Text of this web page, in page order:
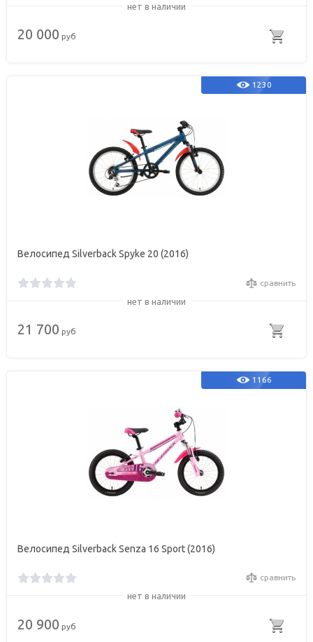
нет в наличии
20 000 руб
1230
Велосипед Silverback Spyke 20 (2016)
сравнить
нет в наличии
21 700 руб
1166
Велосипед Silverback Senza 16 Sport (2016)
сравнить
нет в наличии
20 900 руб